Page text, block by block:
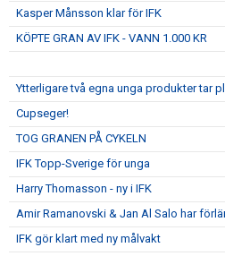
Kasper Månsson klar för IFK
KÖPTE GRAN AV IFK - VANN 1.000 KR
Ytterligare två egna unga produkter tar
Cupseger!
TOG GRANEN PÅ CYKELN
IFK Topp-Sverige för unga
Harry Thomasson - ny i IFK
Amir Ramanovski & Jan Al Salo har
IFK gör klart med ny målvakt